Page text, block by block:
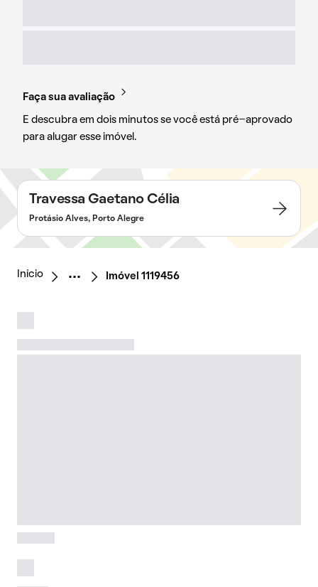
Faça sua avaliação
E descubra em dois minutos se você está pré-aprovado
para alugar esse imóvel.
Travessa Gaetano Célia
Protásio Alves, Porto Alegre
Início Imóvel 1119456